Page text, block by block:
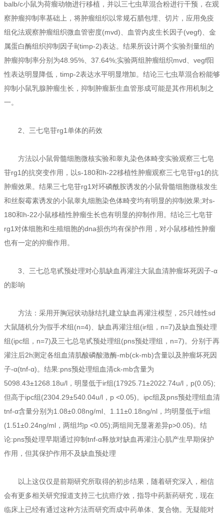
balb/c小鼠为荷瘤动物进行移植，并以三七虫草混合粉进行干预，在观
察肿瘤抑制率基础上，将肿瘤组织以常规石腊包埋、切片，应用免疫
组化法观察肿瘤组织微血管密度(mvd)、血管内皮生长因子(vegf)、金
属蛋白酶组织抑制因子ⅱ(timp-2)表达。结果所设计两个实验剂量组的
肿瘤抑制率分别为48.95%、37.64%;实验两组肿瘤组织mvd、vegf阳
性表达明显降低，timp-2表达水平明显增加。结论三七虫草混合粉能够
抑制小鼠乳腺肿瘤生长，抑制肿瘤新生血管形成可能是其作用机制之
一。
2、三七皂苷rg1单体的药效
方法以小鼠骨髓细胞微核实验和睾丸染色体畸变实验观察三七皂
苷rg1的抗突变作用，以s-180和h-22移植性肿瘤观察三七皂苷rg1的抗
肿瘤效果。结果三七皂苷rg1对环磷酰胺诱发的小鼠骨髓细胞微核发生
和丝裂霉素诱发的小鼠睾丸细胞染色体畸变均有明显的抑制效果;对s-
180和h-22小鼠移植性肿瘤生长也有明显的抑制作用。结论三七皂苷
rg1对体细胞和生殖细胞的dna损伤均有保护作用，对小鼠移植性肿瘤
也有一定的抑瘤作用。
3、三七总皂甙预处理对心肌缺血再灌注大鼠血清肿瘤坏死因子-α
的影响
方法：采用开胸冠状动脉结扎建立缺血再灌注模型，25只雄性sd
大鼠随机分为假手术组(n=4)、缺血再灌注组(ir组，n=7)及缺血预处理
组(ipc组，n=7)及三七总皂甙预处理组(pns预处理组，n=7)。分别于再
灌注后2h测定各组血清肌酸磷酸激酶-mb(ck-mb)含量以及肿瘤坏死因
子-α(tnf-α)。结果:pns预处理组血清ck-mb含量为
5098.43±1268.18u/l，明显低于ir组(17925.71±2022.74u/l，p(0.05);
但高于ipc组(2304.29±540.04u/l，p <0.05)。ipc组及pns预处理组血清
tnf-α含量分别为1.08±0.08ng/ml、1.11±0.18ng/nl，均明显低于ir组
(1.51±0.24ng/ml，两组均p <0.05);两组间无显著差异p>0.05)。结
论:pns预处理早期通过抑制tnf-α释放对缺血再灌注心肌产生早期保护
作用，但其保护作用不及缺血预处理
以上这仅仅是前期研究所取得的初步结果，随着研究深入，相信
会有更多相关研究报道支持三七抗癌疗效，指导中药新药研究，现在
临床上已经有通过这种方法而研究而成中药单体、复合物。无疑能对